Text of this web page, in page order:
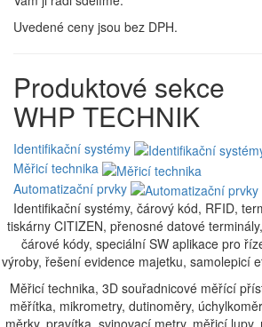
Uvedené ceny jsou bez DPH.
Produktové sekce
WHP TECHNIK
Identifikační systémy
Měřicí technika
Automatizační prvky
Identifikační systémy, čárový kód, RFID,
tiskárny CITIZEN, přenosné datové
čárové kódy, speciální SW aplikace pro
výroby, řešení evidence majetku, samolepicí
Měřicí technika, 3D souřadnicové měřící
měřítka, mikrometry, dutinoměry,
měrky, pravítka, svinovací metry, měřicí lupy,